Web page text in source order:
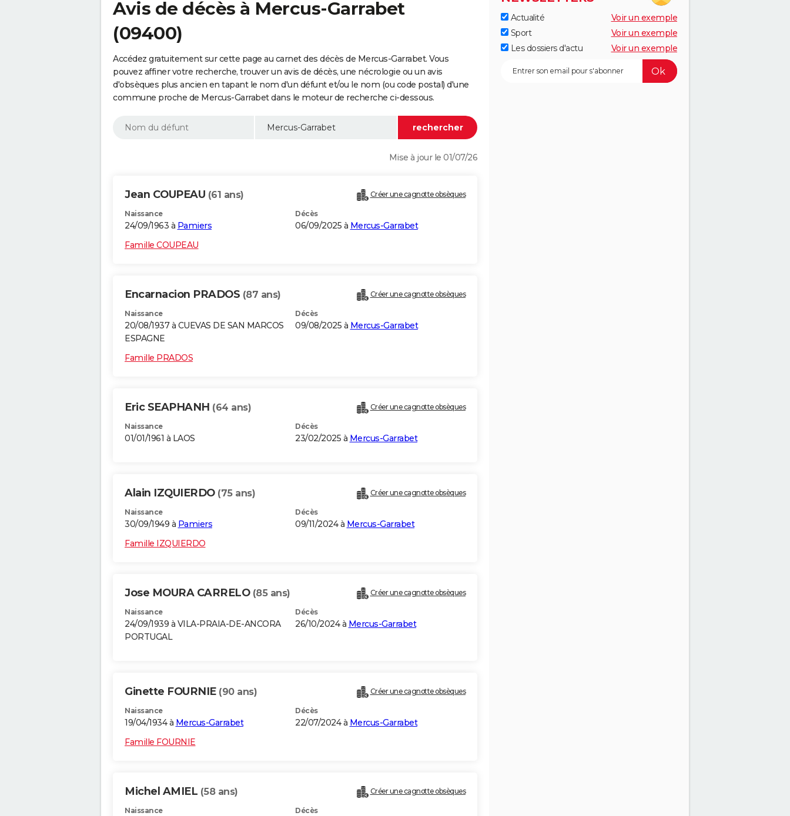
Avis de décès à Mercus-Garrabet
(09400)
Accédez gratuitement sur cette page au carnet des décès de Mercus-Garrabet. Vous
pouvez affiner votre recherche, trouver un avis de décès, une nécrologie ou un avis
d'obsèques plus ancien en tapant le nom d'un défunt et/ou le nom (ou code postal) d'une
commune proche de Mercus-Garrabet dans le moteur de recherche ci-dessous.
Mise à jour le 01/07/26
Jean COUPEAU (61 ans) Créer une cagnotte obsèques
Naissance
24/09/1963 à Pamiers
Décès
06/09/2025 à Mercus-Garrabet
Famille COUPEAU
Encarnacion PRADOS (87 ans) Créer une cagnotte obsèques
Naissance
20/08/1937 à CUEVAS DE SAN MARCOS
ESPAGNE
Décès
09/08/2025 à Mercus-Garrabet
Famille PRADOS
Eric SEAPHANH (64 ans) Créer une cagnotte obsèques
Naissance
01/01/1961 à LAOS
Décès
23/02/2025 à Mercus-Garrabet
Alain IZQUIERDO (75 ans) Créer une cagnotte obsèques
Naissance
30/09/1949 à Pamiers
Décès
09/11/2024 à Mercus-Garrabet
Famille IZQUIERDO
Jose MOURA CARRELO (85 ans) Créer une cagnotte obsèques
Naissance
24/09/1939 à VILA-PRAIA-DE-ANCORA
PORTUGAL
Décès
26/10/2024 à Mercus-Garrabet
Ginette FOURNIE (90 ans) Créer une cagnotte obsèques
Naissance
19/04/1934 à Mercus-Garrabet
Décès
22/07/2024 à Mercus-Garrabet
Famille FOURNIE
Michel AMIEL (58 ans) Créer une cagnotte obsèques
Naissance Décès
Actualité
Voir un exemple
Sport
Voir un exemple
Les dossiers d'actu
Voir un exemple